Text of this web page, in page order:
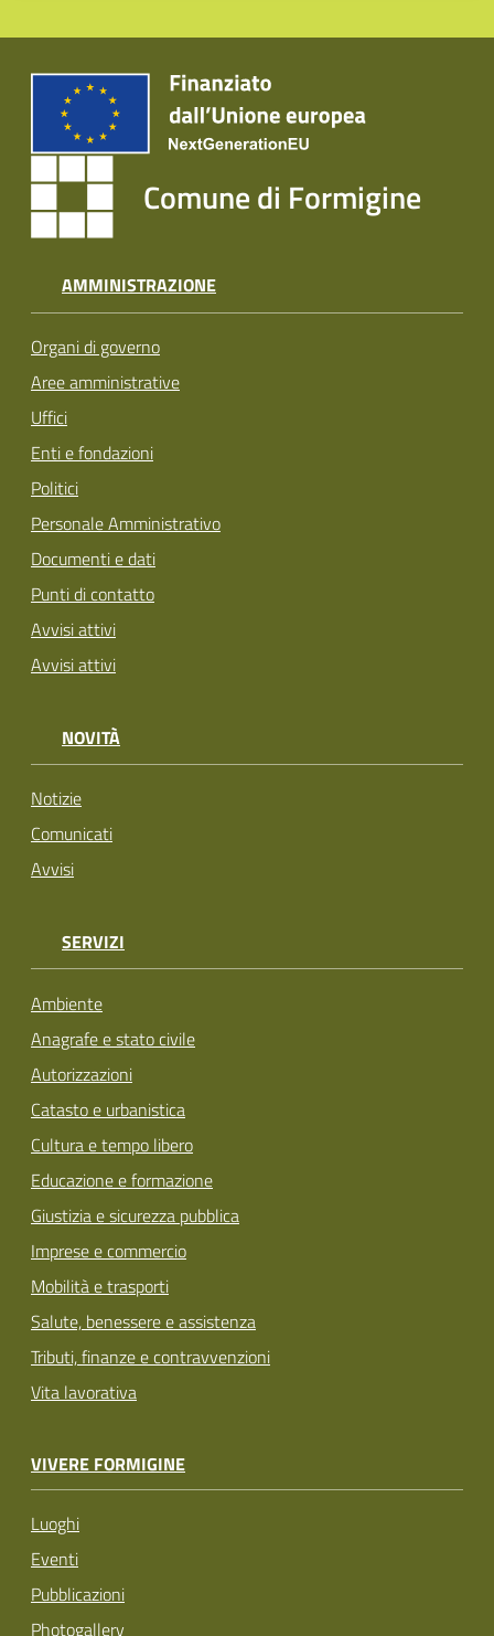
Comune di Formigine
AMMINISTRAZIONE
Organi di governo
Aree amministrative
Uffici
Enti e fondazioni
Politici
Personale Amministrativo
Documenti e dati
Punti di contatto
Avvisi attivi
Avvisi attivi
NOVITÀ
Notizie
Comunicati
Avvisi
SERVIZI
Ambiente
Anagrafe e stato civile
Autorizzazioni
Catasto e urbanistica
Cultura e tempo libero
Educazione e formazione
Giustizia e sicurezza pubblica
Imprese e commercio
Mobilità e trasporti
Salute, benessere e assistenza
Tributi, finanze e contravvenzioni
Vita lavorativa
VIVERE FORMIGINE
Luoghi
Eventi
Pubblicazioni
Photogallery